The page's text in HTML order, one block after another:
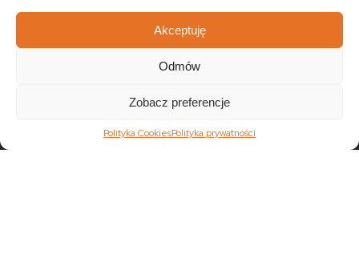
Akceptuję
Odmów
Zobacz preferencje
Polityka CookiesPolityka prywatności
Meble z rattanu Dekoracje indyjskie Materace i stelaże
Komody kolonialne Krzesła kolonialne
Ławki kolonialne Łóżka kolonialne